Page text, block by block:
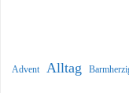
Advent Alltag